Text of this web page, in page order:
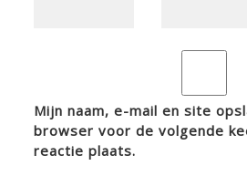
Mijn naam, e-mail en site
browser voor de volgende
reactie plaats.